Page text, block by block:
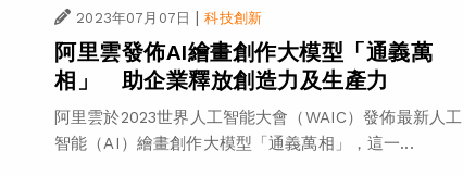
2023年07月07日 | 科技創新
阿里雲發佈AI繪畫創作大模型「通義萬
相」 助企業釋放創造力及生產力
阿里雲於2023世界人工智能大會（WAIC）發佈最新人工
智能（AI）繪畫創作大模型「通義萬相」，這一...